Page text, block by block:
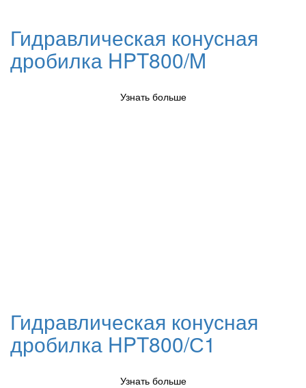
Гидравлическая конусная
дробилка HPT800/M
Узнать больше
Гидравлическая конусная
дробилка HPT800/С1
Узнать больше